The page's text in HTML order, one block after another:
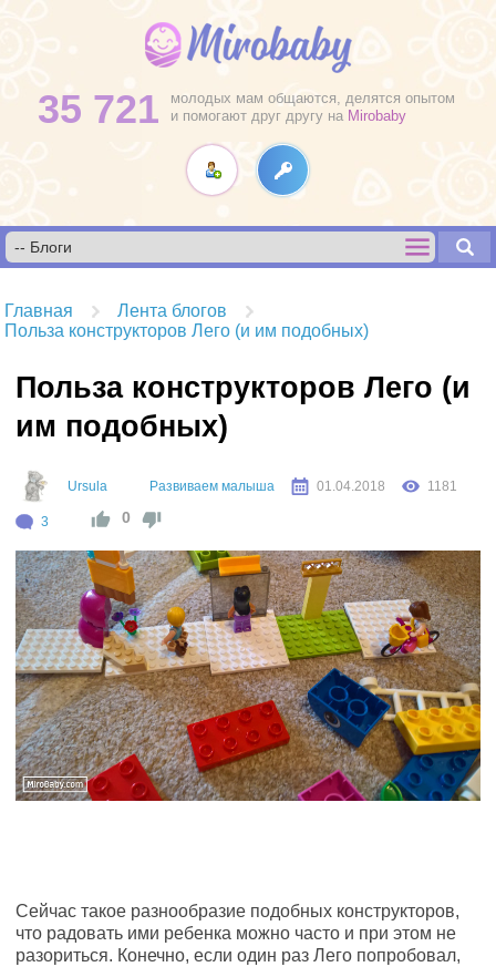
35 721
молодых мам общаются, делятся опытом
и помогают друг другу на Mirobaby
Главная
Лента блогов
Польза конструкторов Лего (и им подобных)
Польза конструкторов Лего (и
им подобных)
Ursula Развиваем малыша 01.04.2018 1181
3 0
Сейчас такое разнообразие подобных конструкторов,
что радовать ими ребенка можно часто и при этом не
разориться. Конечно, если один раз Лего попробовал,